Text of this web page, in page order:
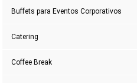
Buffets para Eventos Corporativos
Catering
Coffee Break